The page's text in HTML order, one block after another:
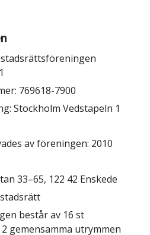
769618-7900
Stockholm Vedstapeln 1
av föreningen: 2010
33–65, 122 42 Enskede
består av 16 st
gemensamma utrymmen